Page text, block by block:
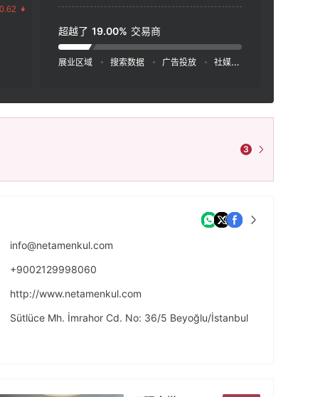
0.62
超越了 19.00% 交易商
展业区域 搜索数据 广告投放 社媒指数
3
info@netamenkul.com
+9002129998060
http://www.netamenkul.com
Sütlüce Mh. İmrahor Cd. No: 36/5 Beyoğlu/İstanbul